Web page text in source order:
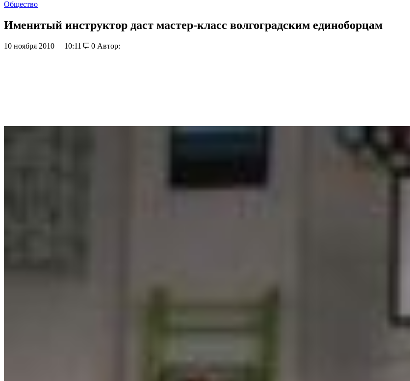
Общество
Именитый инструктор даст мастер-класс волгоградским единоборцам
10 ноября 2010 10:11 0 Автор: